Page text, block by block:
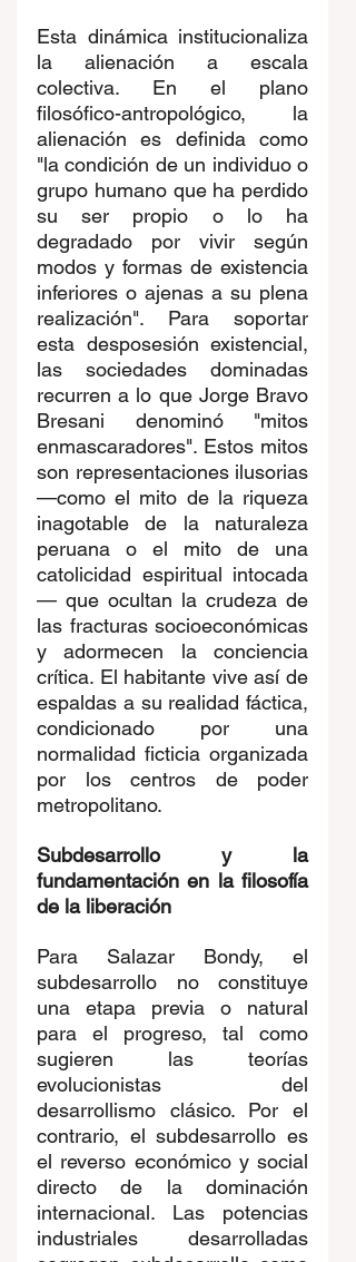
Esta dinámica institucionaliza
la alienación a escala
colectiva. En el plano
filosófico-antropológico, la
alienación es definida como
"la condición de un individuo o
grupo humano que ha perdido
su ser propio o lo ha
degradado por vivir según
modos y formas de existencia
inferiores o ajenas a su plena
realización". Para soportar
esta desposesión existencial,
las sociedades dominadas
recurren a lo que Jorge Bravo
Bresani denominó "mitos
enmascaradores". Estos mitos
son representaciones ilusorias
—como el mito de la riqueza
inagotable de la naturaleza
peruana o el mito de una
catolicidad espiritual intocada
— que ocultan la crudeza de
las fracturas socioeconómicas
y adormecen la conciencia
crítica. El habitante vive así de
espaldas a su realidad fáctica,
condicionado por una
normalidad ficticia organizada
por los centros de poder
metropolitano.
Subdesarrollo y la
fundamentación en la filosofía
de la liberación
Para Salazar Bondy, el
subdesarrollo no constituye
una etapa previa o natural
para el progreso, tal como
sugieren las teorías
evolucionistas del
desarrollismo clásico. Por el
contrario, el subdesarrollo es
el reverso económico y social
directo de la dominación
internacional. Las potencias
industriales desarrolladas